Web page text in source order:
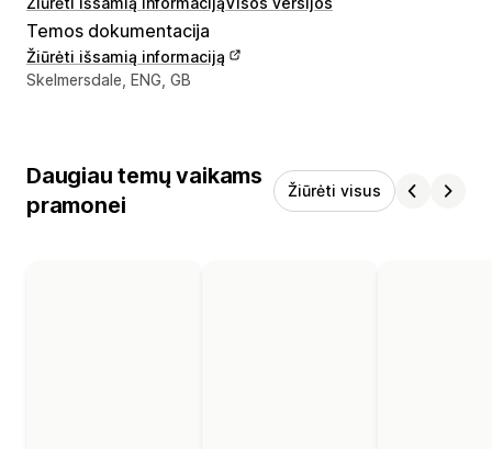
Temos dokumentacija
Žiūrėti išsamią informaciją
Kūrėjo kontaktiniai duomenys
Skelmersdale, ENG, GB
Daugiau temų vaikams
pramonei
Žiūrėti visus